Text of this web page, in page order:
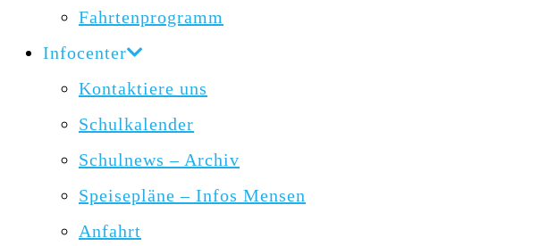
Fahrtenprogramm
Infocenter
Kontaktiere uns
Schulkalender
Schulnews – Archiv
Speisepläne – Infos Mensen
Anfahrt